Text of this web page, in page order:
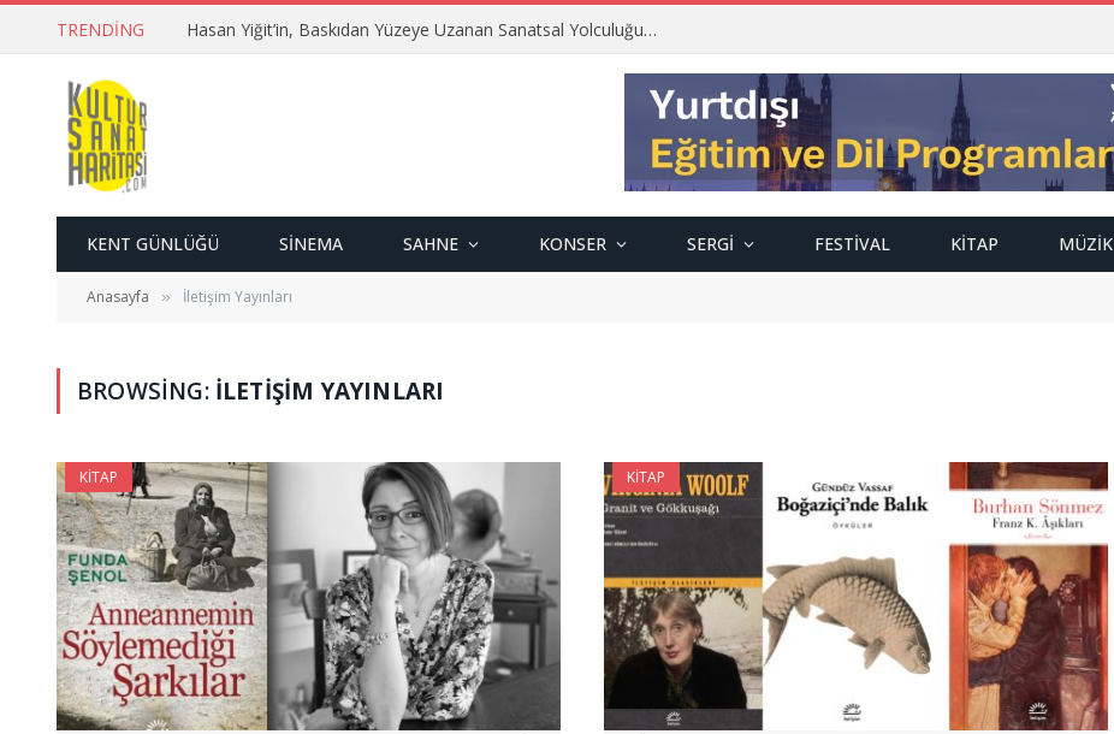
TRENDING Hasan Yiğit’in, Baskıdan Yüzeye Uzanan Sanatsal Yolculuğu…
KENT GÜNLÜĞÜ SINEMA SAHNE KONSER SERGI FESTIVAL KITAP MÜZIK
Anasayfa » İletişim Yayınları
BROWSING: İLETIŞIM YAYINLARI
KITAP KITAP